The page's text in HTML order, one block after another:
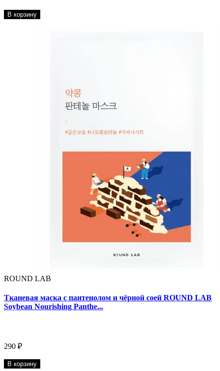
В корзину
ROUND LAB
Тканевая маска с пантенолом и чёрной соей ROUND LAB
Soybean Nourishing Panthe...
290 ₽
В корзину